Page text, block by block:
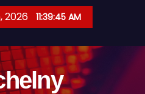
2026 11:39:46 AM